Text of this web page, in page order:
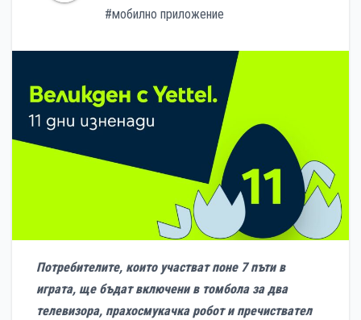
#мобилно приложение
Потребителите, които участват поне 7 пъти в
играта, ще бъдат включени в томбола за два
телевизора, прахосмукачка робот и пречиствател